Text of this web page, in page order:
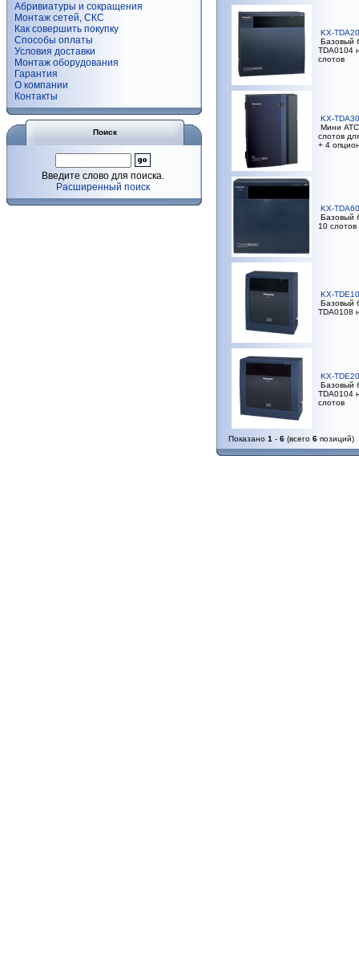
Абривиатуры и сокращения
Монтаж сетей, СКС
Как совершить покупку
Способы оплаты
Условия доставки
Монтаж оборудования
Гарантия
О компании
Контакты
Поиск
Введите слово для поиска.
Расширенный поиск
KX-
Базовый
TDA0104
слотов
KX-TDA30
Мини АТС
слотов
+ 4
KX-
Базовый
10 слотов
KX-
Базовый
TDA0108
KX-
Базовый
TDA0104
слотов
Показано 1 - 6 (всего 6 позиций)